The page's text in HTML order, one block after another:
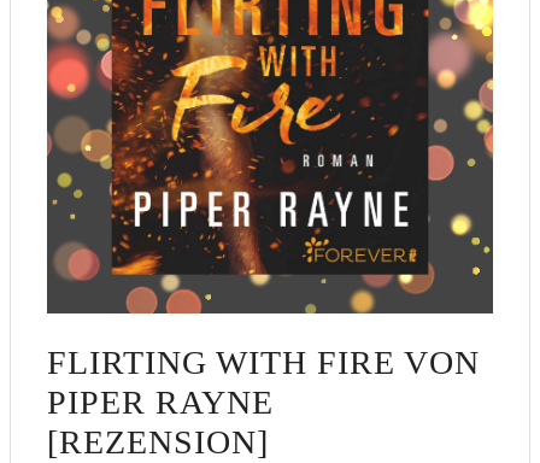
FLIRTING WITH FIRE VON
PIPER RAYNE
[REZENSION]